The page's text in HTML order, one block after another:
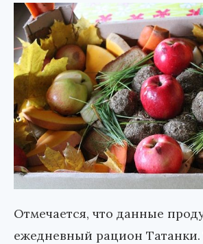
Отмечается, что данные
ежедневный рацион Татанки.